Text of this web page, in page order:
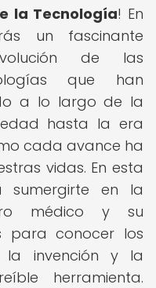
la Tecnología! En
un fascinante
de las
que han
a lo largo de la
hasta la era
cada avance ha
vidas. En esta
sumergirte en la
médico y su
para conocer los
la invención y la
herramienta.